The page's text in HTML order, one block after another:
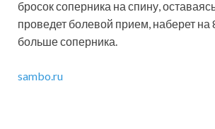
бросок соперника на спину,
проведет болевой прием, наберет на
больше соперника.
sambo.ru